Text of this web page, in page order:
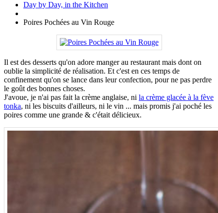
Day by Day, in the Kitchen
Poires Pochées au Vin Rouge
Il est des desserts qu'on adore manger au restaurant mais dont on
oublie la simplicité de réalisation. Et c'est en ces temps de
confinement qu'on se lance dans leur confection, pour ne pas perdre
le goût des bonnes choses.
J'avoue, je n'ai pas fait la crème anglaise, ni la crème glacée à la fève
tonka, ni les biscuits d'ailleurs, ni le vin ... mais promis j'ai poché les
poires comme une grande & c'était délicieux.